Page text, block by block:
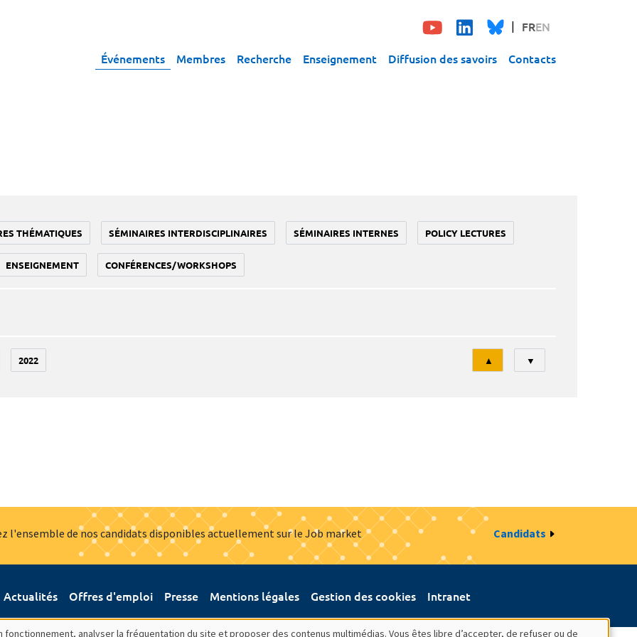
FREN
Événements Membres Recherche Enseignement Diffusion des savoirs Contacts
THÉMATIQUES SÉMINAIRES INTERDISCIPLINAIRES SÉMINAIRES INTERNES POLICY LECTURES
ENSEIGNEMENT CONFÉRENCES/WORKSHOPS
2022
Tri
▲ ▼
l'ensemble de nos candidats disponibles actuellement sur le Job market Candidats
Actualités Offres d'emploi Presse Mentions légales Gestion des cookies Intranet
analyser la fréquentation du site et proposer des contenus multimédias. Vous êtes libre d’accepter, de refuser ou de